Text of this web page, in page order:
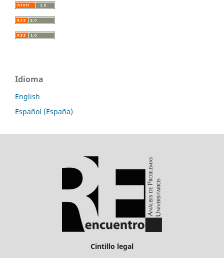
Idioma
English
Español (España)
Cintillo legal